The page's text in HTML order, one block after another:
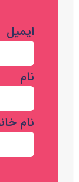
ایمیل
نام
نام